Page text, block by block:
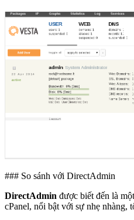
### So sánh với DirectAdmin
DirectAdmin được biết đến là
cPanel, nổi bật với sự nhẹ nhàng,